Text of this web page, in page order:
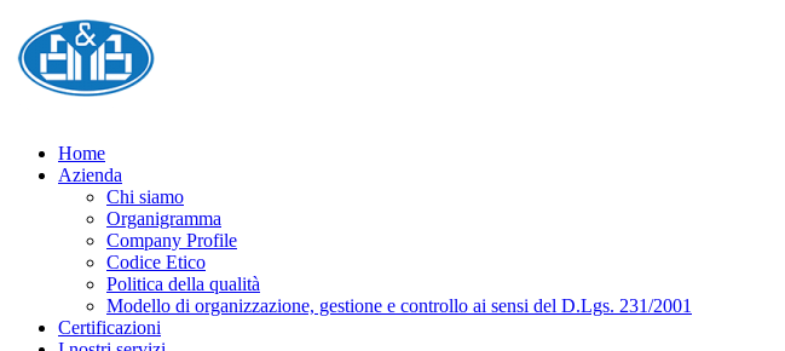
Home
Azienda
Chi siamo
Organigramma
Company Profile
Codice Etico
Politica della qualità
Modello di organizzazione, gestione e controllo ai sensi del D.Lgs. 231/2001
Certificazioni